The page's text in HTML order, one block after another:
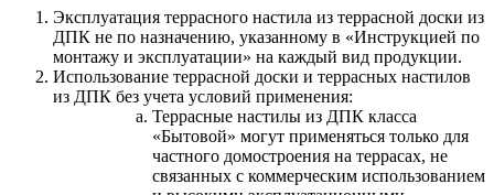
Эксплуатация террасного настила из террасной доски из
ДПК не по назначению, указанному в «Инструкцией по
монтажу и эксплуатации» на каждый вид продукции.
Использование террасной доски и террасных настилов
из ДПК без учета условий применения:
Террасные настилы из ДПК класса
«Бытовой» могут применяться только для
частного домостроения на террасах, не
связанных с коммерческим использованием